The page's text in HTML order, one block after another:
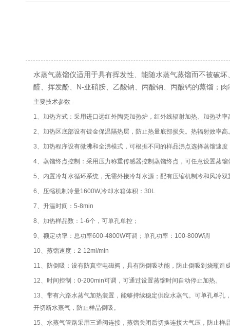
水蒸气蒸馏仪适用于具有挥发性、能随水蒸气蒸馏而不被破
醛、挥发酚、N-亚硝胺、乙酸钠、丙酸钠、丙酸钙的蒸馏；
主要技术参数
1、加热方式：采用进口远红外陶瓷加热炉，红外线辐射加热、加热功
2、加热区底部设有镀金保温隔热层，防止热量底部损失。热辐射效率高
3、加热程序设有微沸和全沸模式，可根据不同的样品沸点选择蒸馏速
4、蒸馏终点控制：采用压力称重传感器控制蒸馏终点，可任意设置蒸
5、内置冷却水循环系统，无需外接冷却水源；配有压缩机制冷和风冷
6、压缩机制冷量1600W,冷却水箱体积：30L
7、升温时间：5-8min
8、加热样品数：1-6个，可单孔单控；
9、额定功率：总功率600-4800W可调；单孔功率：100-800W调
10、蒸馏速度：2-12ml/min
11、防倒吸：设有防真空电磁阀，具有防倒吸功能，防止倒吸到烧瓶造
12、时间控制：0-200min可调，可通过设置蒸馏时间自动停止加热。
13、带有六路水蒸气加热装置，能够持续稳定供应水蒸气。可单孔单
开切断水蒸气，防止样品倒吸。
15、水蒸气管路采用三通阀连接，蒸馏关闭后切换连接大气压，防止样